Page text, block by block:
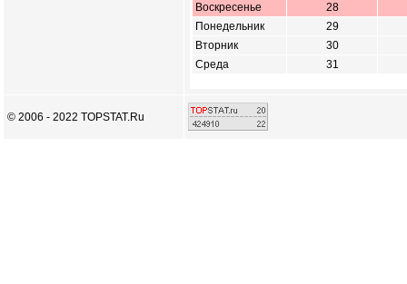
Воскресенье
28
Понедельник
29
Вторник
30
Среда
31
© 2006 - 2022 TOPSTAT.Ru